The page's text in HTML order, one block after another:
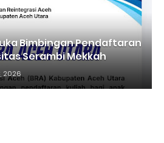
Bimbingan Pendaftaran
Serambi Mekkah
2026